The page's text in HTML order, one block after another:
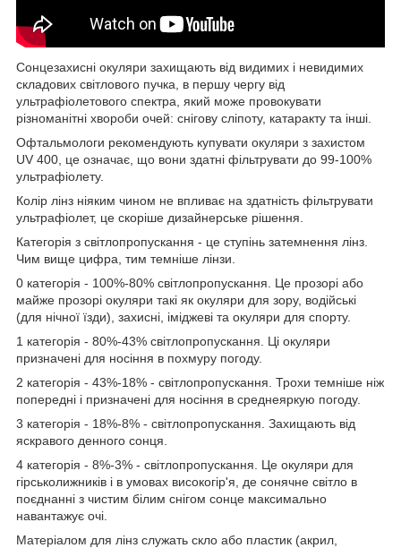
Сонцезахисні окуляри захищають від видимих і невидимих
складових світлового пучка, в першу чергу від
ультрафіолетового спектра, який може провокувати
різноманітні хвороби очей: снігову сліпоту, катаракту та інші.
Офтальмологи рекомендують купувати окуляри з захистом
UV 400, це означає, що вони здатні фільтрувати до 99-100%
ультрафіолету.
Колір лінз ніяким чином не впливає на здатність фільтрувати
ультрафіолет, це скоріше дизайнерське рішення.
Категорія з світлопропускання - це ступінь затемнення лінз.
Чим вище цифра, тим темніше лінзи.
0 категорія - 100%-80% світлопропускання. Це прозорі або
майже прозорі окуляри такі як окуляри для зору, водійські
(для нічної їзди), захисні, іміджеві та окуляри для спорту.
1 категорія - 80%-43% світлопропускання. Ці окуляри
призначені для носіння в похмуру погоду.
2 категорія - 43%-18% - світлопропускання. Трохи темніше ніж
попередні і призначені для носіння в среднеяркую погоду.
3 категорія - 18%-8% - світлопропускання. Захищають від
яскравого денного сонця.
4 категорія - 8%-3% - світлопропускання. Це окуляри для
гірськолижників і в умовах високогір'я, де сонячне світло в
поєднанні з чистим білим снігом сонце максимально
навантажує очі.
Матеріалом для лінз служать скло або пластик (акрил,